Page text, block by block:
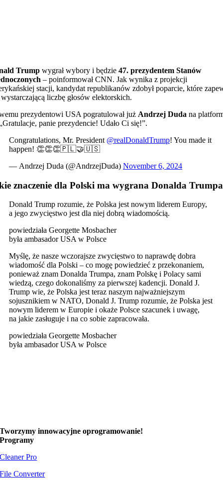
Trump wygrał wybory i będzie 47. prezydentem Stanów
– poinformował CNN. Jak wynika z projekcji
stacji, kandydat republikanów zdobył poparcie, które
liczbę głosów elektorskich.
prezydentowi USA pogratulował już Andrzej Duda na
panie prezydencie! Udało Ci się!”.
Congratulations, Mr. President @realDonaldTrump! You made it
happen! 👏👏👏🇵🇱🤝🇺🇸
— Andrzej Duda (@AndrzejDuda) November 6, 2024
znaczenie dla Polski ma wygrana Donalda
Donald Trump rozumie, że Polska jest nowym liderem Europy,
a jego zwycięstwo jest dla niej dobrą wiadomością.
powiedziała Georgette Mosbacher
była ambasador USA w Polsce
Myślę, że nasze wczorajsze zwycięstwo to naprawdę dobra
wiadomość dla Polski – co mogę powiedzieć z przekonaniem,
ponieważ znam Donalda Trumpa, znam Polskę i Polacy sami
wiedzą, czego dokonaliśmy za pierwszej kadencji. Donald J.
Trump wie, że Polska jest teraz naszym najważniejszym
sojusznikiem w NATO, Donald J. Trump rozumie, że Polska jest
nowym liderem w Europie i okaże Polsce szacunek i uwagę,
na jakie zasługuje i na co sobie zapracowała.
powiedziała Georgette Mosbacher
była ambasador USA w Polsce
Tworzymyinnowacyjne oprogramowanie!
Programy
Cleaner Pro
File Converter